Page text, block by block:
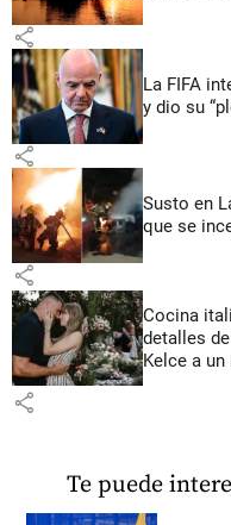
share
La FIFA
y dio su
share
Susto en
que se
share
Cocina
detalles
Kelce a
share
Te puede